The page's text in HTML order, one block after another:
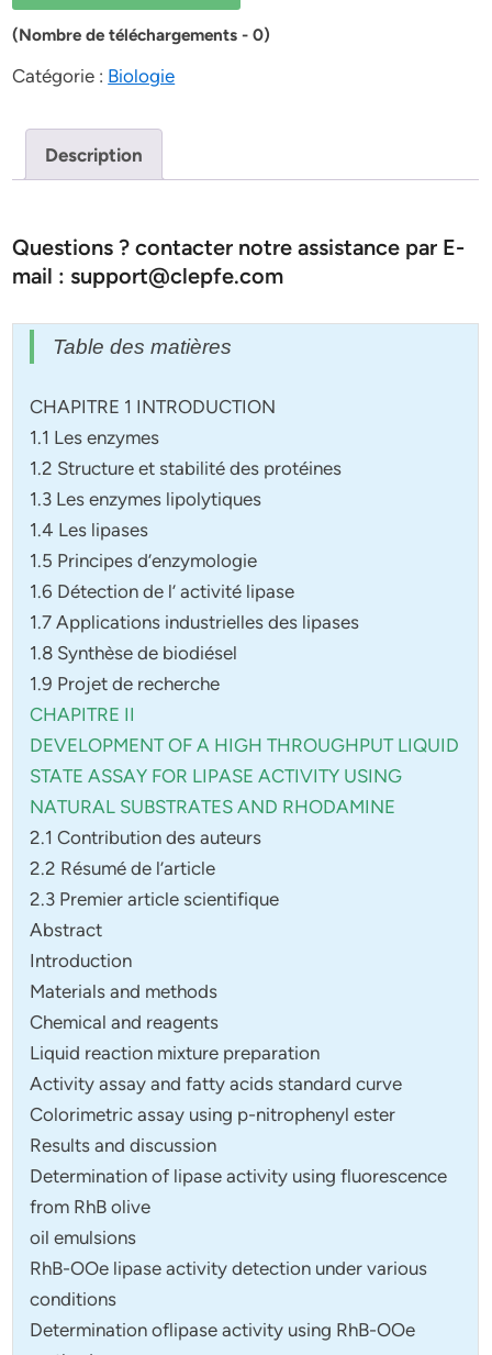
(Nombre de téléchargements - 0)
Catégorie : Biologie
Description
Questions ? contacter notre assistance par E-
mail : support@clepfe.com
Table des matières
CHAPITRE 1 INTRODUCTION
1.1 Les enzymes
1.2 Structure et stabilité des protéines
1.3 Les enzymes lipolytiques
1.4 Les lipases
1.5 Principes d’enzymologie
1.6 Détection de l’ activité lipase
1.7 Applications industrielles des lipases
1.8 Synthèse de biodiésel
1.9 Projet de recherche
CHAPITRE II
DEVELOPMENT OF A HIGH THROUGHPUT LIQUID
STATE ASSAY FOR LIPASE ACTIVITY USING
NATURAL SUBSTRATES AND RHODAMINE
2.1 Contribution des auteurs
2.2 Résumé de l’article
2.3 Premier article scientifique
Abstract
Introduction
Materials and methods
Chemical and reagents
Liquid reaction mixture preparation
Activity assay and fatty acids standard curve
Colorimetric assay using p-nitrophenyl ester
Results and discussion
Determination of lipase activity using fluorescence
from RhB olive
oil emulsions
RhB-OOe lipase activity detection under various
conditions
Determination oflipase activity using RhB-OOe